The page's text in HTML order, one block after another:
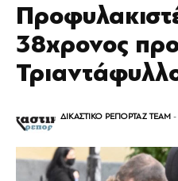
38χρονος
ΔΙΚΑΣΤΙΚΟ ΡΕΠΟΡΤΑΖ TEAM -